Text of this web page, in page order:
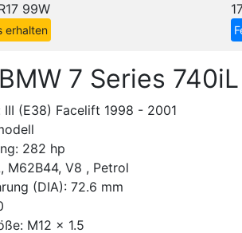
99W
erhalten
7 Series 740iL
III (E38) Facelift 1998 - 2001
282 hp
M62B44, V8 , Petrol
(DIA): 72.6 mm
M12 x 1.5